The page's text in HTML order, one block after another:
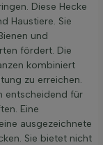
Diese Hecke
Haustiere. Sie
und
fördert. Die
kombiniert
zu erreichen.
entscheidend für
Eine
ausgezeichnete
Sie bietet nicht